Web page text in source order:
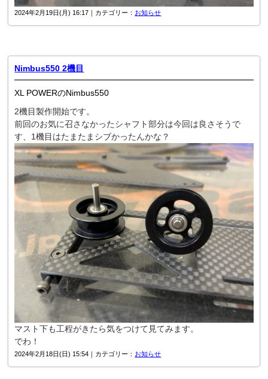
2024年2月19日(月) 16:17｜カテゴリー： お知らせ
Nimbus550 2機目
XL POWERのNimbus550
2機目製作開始です。
前回のお気に召さなかったシャフト部分は今回は良さそうで
す、1機目はたまたまシブかったんかな？
マスト下も工程がきたら気をつけて見てみます。
でわ！
2024年2月18日(日) 15:54｜カテゴリー： お知らせ